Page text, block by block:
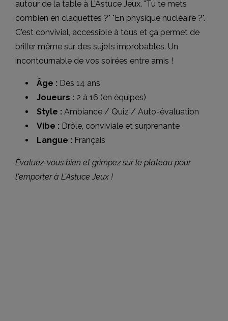
autour de la table à L'Astuce Jeux. "Tu te mets
combien en claquettes ?" "En physique nucléaire ?".
C'est convivial, accessible à tous et ça permet de
briller même sur des sujets improbables. Un
incontournable de vos soirées entre amis !
Âge : Dès 14 ans
Joueurs : 2 à 16 (en équipes)
Style : Ambiance / Quiz / Auto-évaluation
Vibe : Drôle, conviviale et surprenante
Langue : Français
Évaluez-vous bien et grimpez sur le plateau pour
l'emporter à L'Astuce Jeux !